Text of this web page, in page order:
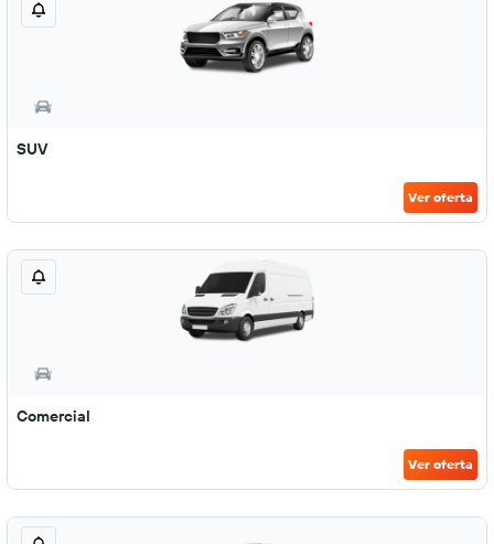
SUV
Ver oferta
Comercial
Ver oferta